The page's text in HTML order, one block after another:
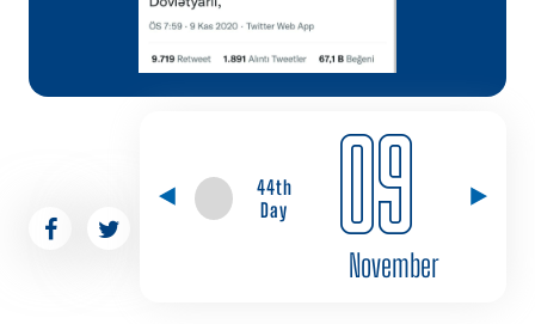
44th
Day
09
November